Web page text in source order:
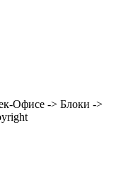
Офисе -> Блоки ->